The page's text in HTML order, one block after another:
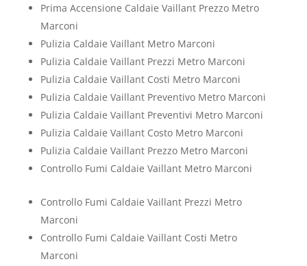
Prima Accensione Caldaie Vaillant Prezzo Metro
Marconi
Pulizia Caldaie Vaillant Metro Marconi
Pulizia Caldaie Vaillant Prezzi Metro Marconi
Pulizia Caldaie Vaillant Costi Metro Marconi
Pulizia Caldaie Vaillant Preventivo Metro Marconi
Pulizia Caldaie Vaillant Preventivi Metro Marconi
Pulizia Caldaie Vaillant Costo Metro Marconi
Pulizia Caldaie Vaillant Prezzo Metro Marconi
Controllo Fumi Caldaie Vaillant Metro Marconi
Controllo Fumi Caldaie Vaillant Prezzi Metro
Marconi
Controllo Fumi Caldaie Vaillant Costi Metro
Marconi